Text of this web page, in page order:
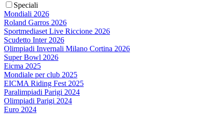
Speciali
Mondiali 2026
Roland Garros 2026
Sportmediaset Live Riccione 2026
Scudetto Inter 2026
Olimpiadi Invernali Milano Cortina 2026
Super Bowl 2026
Eicma 2025
Mondiale per club 2025
EICMA Riding Fest 2025
Paralimpiadi Parigi 2024
Olimpiadi Parigi 2024
Euro 2024